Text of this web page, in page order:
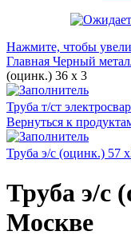
Нажмите, чтобы
Главная Черный
(оцинк.) 36 х 3
Труба т/ст
Вернуться к
Труба э/c (оцинк.) 57
Труба э/c
Москве